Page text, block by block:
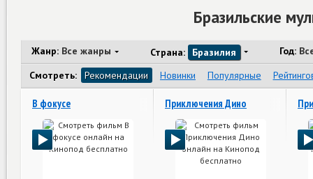
Бразильские
Жанр: Все жанры Страна: Бразилия Год:
Смотреть:
Рекомендации Новинки Популярные
В фокусе Приключения Дино